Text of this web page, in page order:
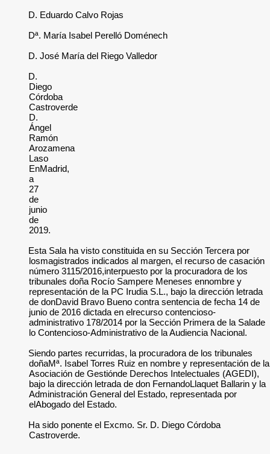
D. Eduardo Calvo Rojas
Dª. María Isabel Perelló Doménech
D. José María del Riego Valledor
D.
Diego
Córdoba
Castroverde
D.
Ángel
Ramón
Arozamena
Laso
EnMadrid,
a
27
de
junio
de
2019.
Esta Sala ha visto constituida en su Sección Tercera por
losmagistrados indicados al margen, el recurso de casación
número 3115/2016,interpuesto por la procuradora de los
tribunales doña Rocío Sampere Meneses ennombre y
representación de la PC Irudia S.L., bajo la dirección letrada
de donDavid Bravo Bueno contra sentencia de fecha 14 de
junio de 2016 dictada en elrecurso contencioso-
administrativo 178/2014 por la Sección Primera de la Salade
lo Contencioso-Administrativo de la Audiencia Nacional.
Siendo partes recurridas, la procuradora de los tribunales
doñaMª. Isabel Torres Ruiz en nombre y representación de la
Asociación de Gestiónde Derechos Intelectuales (AGEDI),
bajo la dirección letrada de don FernandoLlaquet Ballarin y la
Administración General del Estado, representada por
elAbogado del Estado.
Ha sido ponente el Excmo. Sr. D. Diego Córdoba
Castroverde.